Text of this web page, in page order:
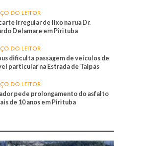
DO LEITOR
irregular de lixo na rua Dr.
Delamare em Pirituba
DO LEITOR
dificulta passagem de veículos de
particular na Estrada de Taipas
DO LEITOR
pede prolongamento do asfalto
de 10 anos em Pirituba